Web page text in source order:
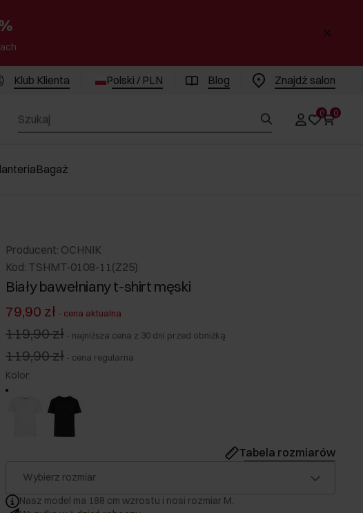
Klub Klienta Polski / PLN Blog Znajdż salon
0 0
Bagaż
Producent: OCHNIK
Kod: TSHMT-0108-11(Z25)
Biały bawełniany t-shirt męski
79,90 zł - cena aktualna
119,90 zł - najniższa cena z 30 dni przed obniżką
119,90 zł - cena regularna
Kolor:
Tabela rozmiarów
Wybierz rozmiar
Nasz model ma 188 cm wzrostu i nosi rozmiar M.